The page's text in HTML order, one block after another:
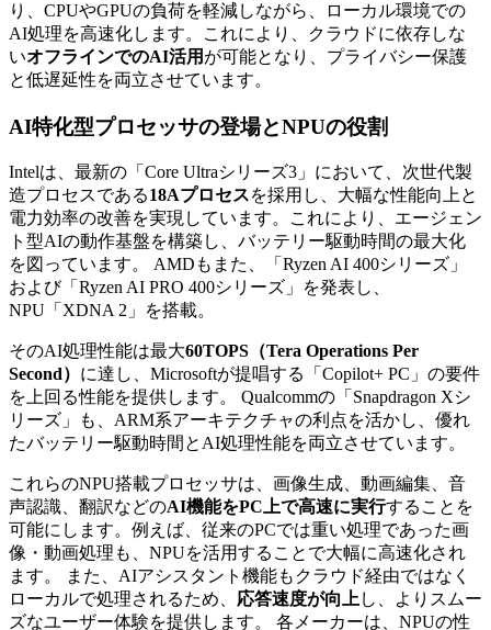
り、CPUやGPUの負荷を軽減しながら、ローカル環境での
AI処理を高速化します。これにより、クラウドに依存しな
いオフラインでのAI活用 が可能となり、プライバシー保護
と低遅延性を両立させています。
AI特化型プロセッサの登場とNPUの役割
Intelは、最新の「Core Ultraシリーズ3」において、次世代製
造プロセスである18Aプロセスを採用し、大幅な性能向上と
電力効率の改善を実現しています。これにより、エージェン
ト型AIの動作基盤を構築し、バッテリー駆動時間の最大化
を図っています。 AMDもまた、「Ryzen AI 400シリーズ」
および「Ryzen AI PRO 400シリーズ」を発表し、
NPU「XDNA 2」を搭載。
そのAI処理性能は最大60TOPS（Tera Operations Per
Second） に達し、Microsoftが提唱する「Copilot+ PC」の要件
を上回る性能を提供します。 Qualcommの「Snapdragon Xシ
リーズ」も、ARM系アーキテクチャの利点を活かし、優れ
たバッテリー駆動時間とAI処理性能を両立させています。
これらのNPU搭載プロセッサは、画像生成、動画編集、音
声認識、翻訳などのAI機能をPC上で高速に実行することを
可能にします。例えば、従来のPCでは重い処理であった画
像・動画処理も、NPUを活用することで大幅に高速化され
ます。 また、AIアシスタント機能もクラウド経由ではなく
ローカルで処理されるため、 応答速度が向上し、よりスムー
ズなユーザー体験を提供します。 各メーカーは、NPUの性